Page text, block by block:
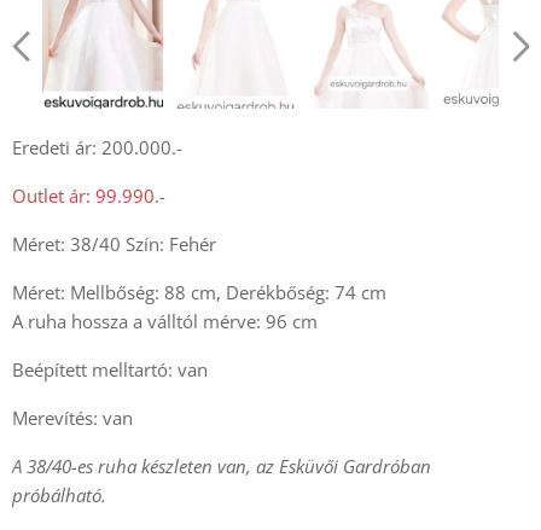
Eredeti ár: 200.000.-
Outlet ár: 99.990.-
Méret: 38/40 Szín: Fehér
Méret: Mellbőség: 88 cm, Derékbőség: 74 cm
A ruha hossza a válltól mérve: 96 cm
Beépített melltartó: van
Merevítés: van
A 38/40-es ruha készleten van, az Esküvői Gardróban
próbálható.